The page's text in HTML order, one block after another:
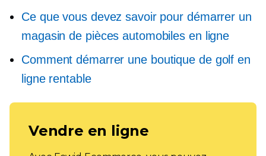
Ce que vous devez savoir pour démarrer un
magasin de pièces automobiles en ligne
Comment démarrer une boutique de golf en
ligne rentable
Vendre en ligne